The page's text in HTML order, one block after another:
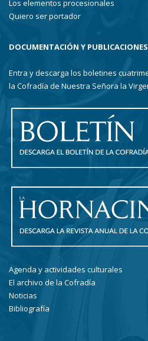
Los elementos procesionales
Quiero ser portador
DOCUMENTACIÓN Y PUBLICACIONES
Entra y descarga los boletines
la Cofradía de Nuestra Señora la
Agenda y actividades culturales
El archivo de la Cofradía
Noticias
Bibliografía